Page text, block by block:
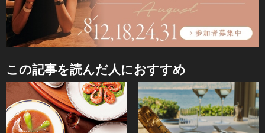
この記事を読んだ人におすすめ